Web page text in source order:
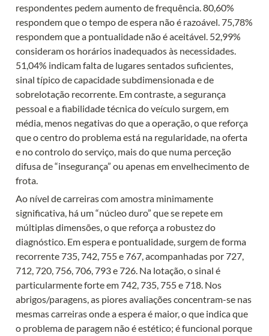
respondentes pedem aumento de frequência. 80,60%
respondem que o tempo de espera não é razoável. 75,78%
respondem que a pontualidade não é aceitável. 52,99%
consideram os horários inadequados às necessidades.
51,04% indicam falta de lugares sentados suficientes,
sinal típico de capacidade subdimensionada e de
sobrelotação recorrente. Em contraste, a segurança
pessoal e a fiabilidade técnica do veículo surgem, em
média, menos negativas do que a operação, o que reforça
que o centro do problema está na regularidade, na oferta
e no controlo do serviço, mais do que numa perceção
difusa de “insegurança” ou apenas em envelhecimento de
frota.
Ao nível de carreiras com amostra minimamente
significativa, há um “núcleo duro” que se repete em
múltiplas dimensões, o que reforça a robustez do
diagnóstico. Em espera e pontualidade, surgem de forma
recorrente 735, 742, 755 e 767, acompanhadas por 727,
712, 720, 756, 706, 793 e 726. Na lotação, o sinal é
particularmente forte em 742, 735, 755 e 718. Nos
abrigos/paragens, as piores avaliações concentram-se nas
mesmas carreiras onde a espera é maior, o que indica que
o problema de paragem não é estético; é funcional porque